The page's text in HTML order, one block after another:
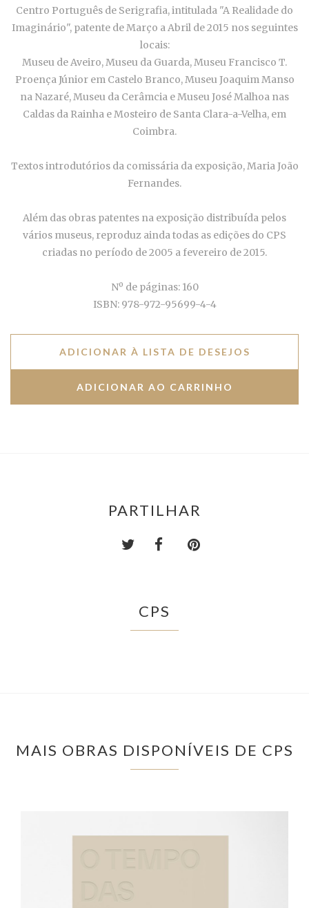
Centro Português de Serigrafia, intitulada "A Realidade do
Imaginário", patente de Março a Abril de 2015 nos seguintes
locais:
Museu de Aveiro, Museu da Guarda, Museu Francisco T.
Proença Júnior em Castelo Branco, Museu Joaquim Manso
na Nazaré, Museu da Cerâmcia e Museu José Malhoa nas
Caldas da Rainha e Mosteiro de Santa Clara-a-Velha, em
Coimbra.
Textos introdutórios da comissária da exposição, Maria João
Fernandes.
Além das obras patentes na exposição distribuída pelos
vários museus, reproduz ainda todas as edições do CPS
criadas no período de 2005 a fevereiro de 2015.
Nº de páginas: 160
ISBN: 978-972-95699-4-4
ADICIONAR À LISTA DE DESEJOS
PARTILHAR
CPS
MAIS OBRAS DISPONÍVEIS DE CPS